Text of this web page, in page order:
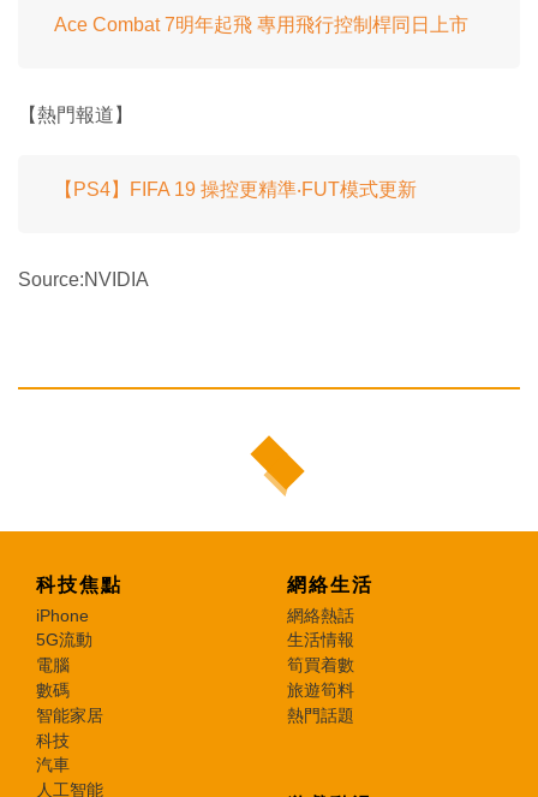
Ace Combat 7明年起飛 專用飛行控制桿同日上市
【熱門報道】
【PS4】FIFA 19 操控更精準‧FUT模式更新
Source:NVIDIA
科技焦點
iPhone
5G流動
電腦
數碼
智能家居
科技
汽車
人工智能
網絡生活
網絡熱話
生活情報
筍買着數
旅遊筍料
熱門話題